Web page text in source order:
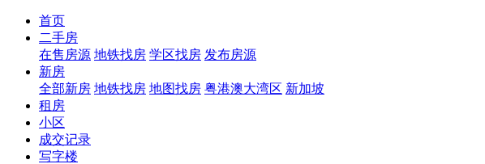
首页
二手房
在售房源 地铁找房 学区找房 发布房源
新房
全部新房 地铁找房 地图找房 粤港澳大湾区 新加坡
租房
小区
成交记录
写字楼